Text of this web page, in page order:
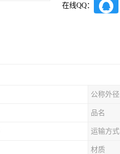
在线QQ：
公称外径
品名
运输方式
材质